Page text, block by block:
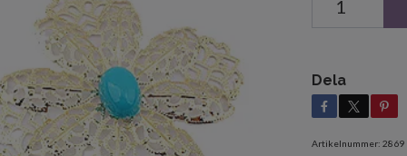
Dela
Artikelnummer: 2869